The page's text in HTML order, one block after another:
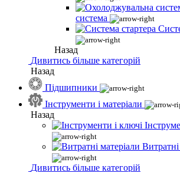
система
Назад
Дивитись більше категорій
Назад
Підшипники
Інструменти і матеріали
Назад
Дивитись більше категорій